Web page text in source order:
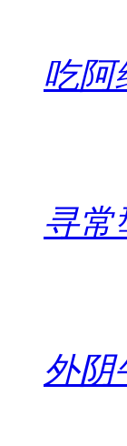
吃阿
寻常
外阴